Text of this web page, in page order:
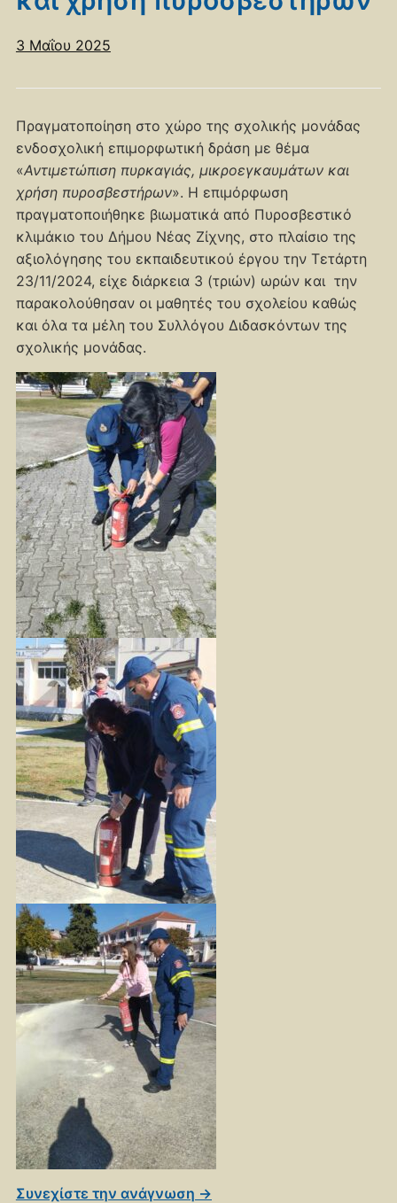
3 Μαΐου 2025
Πραγματοποίηση στο χώρο της σχολικής μονάδας
ενδοσχολική επιμορφωτική δράση με θέμα
«Αντιμετώπιση πυρκαγιάς, μικροεγκαυμάτων και
χρήση πυροσβεστήρων». Η επιμόρφωση
πραγματοποιήθηκε βιωματικά από Πυροσβεστικό
κλιμάκιο του Δήμου Νέας Ζίχνης, στο πλαίσιο της
αξιολόγησης του εκπαιδευτικού έργου την Τετάρτη
23/11/2024, είχε διάρκεια 3 (τριών) ωρών και την
παρακολούθησαν οι μαθητές του σχολείου καθώς
και όλα τα μέλη του Συλλόγου Διδασκόντων της
σχολικής μονάδας.
Συνεχίστε την ανάγνωση →